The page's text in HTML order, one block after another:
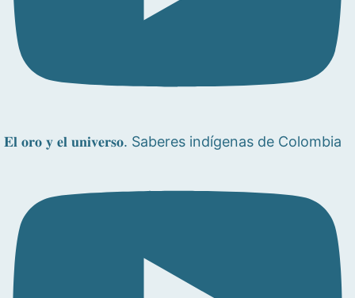
𝐄𝐥 𝐨𝐫𝐨 𝐲 𝐞𝐥 𝐮𝐧𝐢𝐯𝐞𝐫𝐬𝐨. Saberes indígenas de Colombia